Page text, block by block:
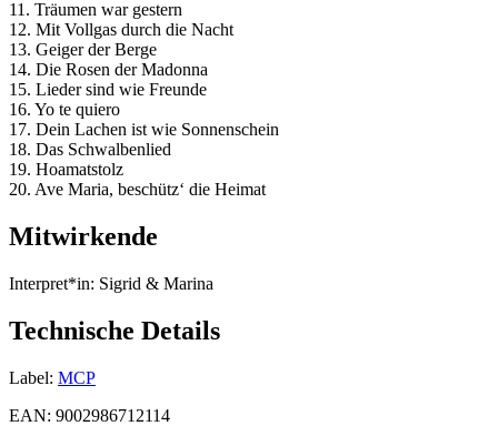
11. Träumen war gestern
12. Mit Vollgas durch die Nacht
13. Geiger der Berge
14. Die Rosen der Madonna
15. Lieder sind wie Freunde
16. Yo te quiero
17. Dein Lachen ist wie Sonnenschein
18. Das Schwalbenlied
19. Hoamatstolz
20. Ave Maria, beschütz‘ die Heimat
Mitwirkende
Interpret*in: Sigrid & Marina
Technische Details
Label: MCP
EAN: 9002986712114